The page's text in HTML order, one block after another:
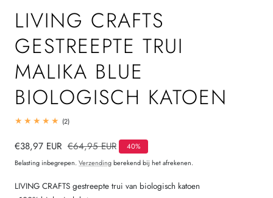
LIVING CRAFTS
GESTREEPTE TRUI
MALIKA BLUE
BIOLOGISCH KATOEN
(2)2
beoordelingen
Verkoopprijs
€38,97 EUR Normale
prijs
€64,95 EUR
40%
Belasting inbegrepen. Verzendingberekend bij het afrekenen.
LIVING CRAFTS gestreepte trui van biologisch katoen